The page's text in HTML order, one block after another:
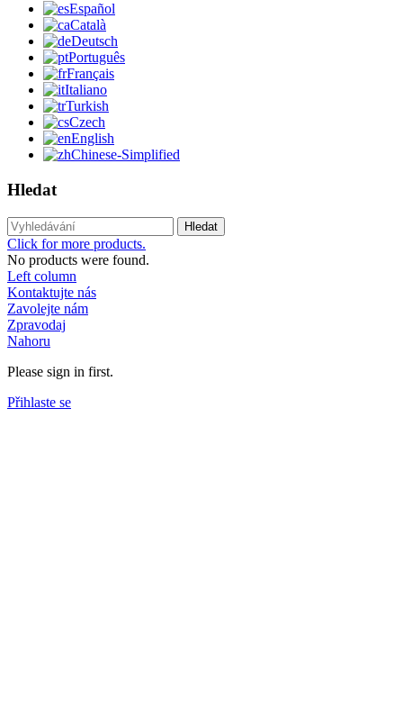
Español
Català
Deutsch
Português
Français
Italiano
Turkish
Czech
English
Chinese-Simplified
Hledat
Hledat
Click for more products.
No products were found.
Left column
Kontaktujte nás
Zavolejte nám
Zpravodaj
Nahoru
Please sign in first.
Přihlaste se